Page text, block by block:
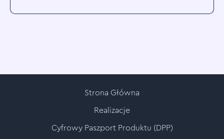
Strona Główna
Realizacje
Cyfrowy Paszport Produktu (DPP)